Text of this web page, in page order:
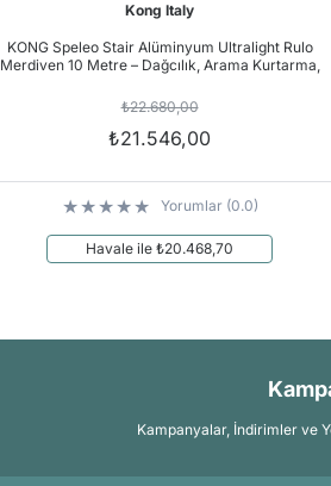
Kong Italy
KONG Speleo Stair Alüminyum Ultralight Rulo
Merdiven 10 Metre – Dağcılık, Arama Kurtarma,
₺22.680,00
₺21.546,00
Yorumlar (0.0)
Havale ile ₺20.468,70
Kampanyalar, İndirimler ve